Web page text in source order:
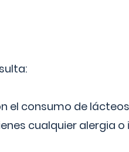
el consumo de
cualquier alergia o